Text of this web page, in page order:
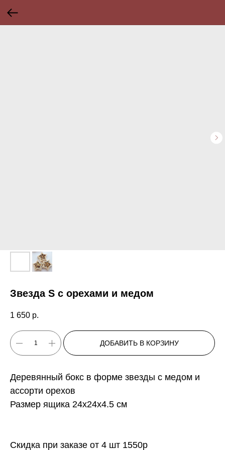
Звезда S с орехами и медом
1 650 р.
ДОБАВИТЬ В КОРЗИНУ
Деревянный бокс в форме звезды с медом и
ассорти орехов
Размер ящика 24x24x4.5 см
Скидка при заказе от 4 шт 1550р